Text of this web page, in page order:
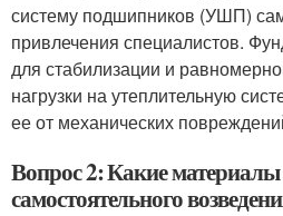
систему подшипников (УШП)
привлечения специалистов.
для стабилизации и
нагрузки на утеплительную
ее от механических
Вопрос 2: Какие
самостоятельного